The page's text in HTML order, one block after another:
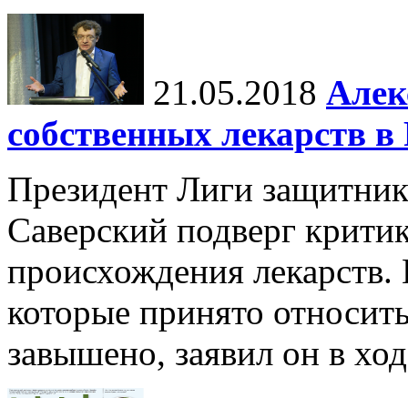
21.05.2018
собственных лекарств
Президент Лиги
Саверский подверг
происхождения лекарств.
которые принято
завышено, заявил он в